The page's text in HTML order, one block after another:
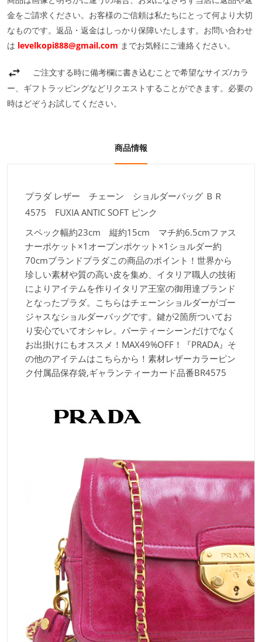
金をご請求ください。お客様のご信頼は私たちにとって何より大切
なものです。返品・返金はしっかり保障いたします。お問い合わせ
は levelkopi888@gmail.com までお気軽にご連絡ください。
ご注文する時に備考欄に書き込むことで希望なサイズ/カラ
ー、ギフトラッピングなどリクエストすることができます。必要の
時はどぞうお試してください。
商品情報
プラダ レザー チェーン ショルダーバッグ ＢＲ
4575 FUXIA ANTIC SOFT ピンク
スペック幅約23cm 縦約15cm マチ約6.5cmファス
ナーポケット×1オープンポケット×1ショルダー約
70cmブランドプラダこの商品のポイント！ 世界から
珍しい素材や質の高い皮を集め、イタリア職人の技術
によりアイテムを作りイタリア王室の御用達ブランド
となったプラダ。こちらはチェーンショルダーがゴー
ジャスなショルダーバッグです。鍵が2箇所ついてお
り安心でいてオシャレ。パーティーシーンだけでなく
お出掛けにもオススメ！MAX49%OFF！『PRADA』そ
の他のアイテムはこちらから！素材レザーカラーピン
ク付属品保存袋,ギャランティーカード品番BR4575